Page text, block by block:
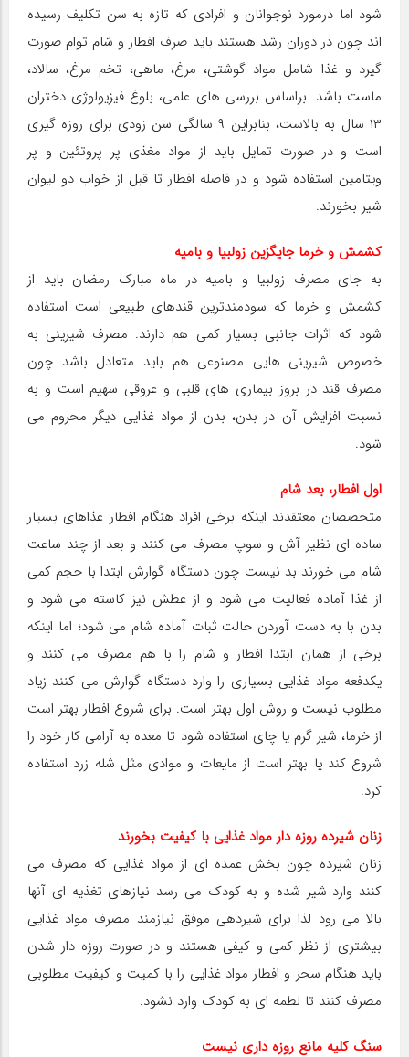
شود اما درمورد نوجوانان و افرادی که تازه به سن تکلیف رسیده
اند چون در دوران رشد هستند باید صرف افطار و شام توام صورت
گیرد و غذا شامل مواد گوشتی، مرغ، ماهی، تخم مرغ، سالاد،
ماست باشد. براساس بررسی های علمی، بلوغ فیزیولوژی دختران
۱۳ سال به بالاست، بنابراین ۹ سالگی سن زودی برای روزه گیری
است و در صورت تمایل باید از مواد مغذی پر پروتئین و پر
ویتامین استفاده شود و در فاصله افطار تا قبل از خواب دو لیوان
شیر بخورند.
کشمش و خرما جایگزین زولبیا و بامیه
به جای مصرف زولبیا و بامیه در ماه مبارک رمضان باید از
کشمش و خرما که سودمندترین قندهای طبیعی است استفاده
شود که اثرات جانبی بسیار کمی هم دارند. مصرف شیرینی به
خصوص شیرینی هایی مصنوعی هم باید متعادل باشد چون
مصرف قند در بروز بیماری های قلبی و عروقی سهیم است و به
نسبت افزایش آن در بدن، بدن از مواد غذایی دیگر محروم می
شود.
اول افطار، بعد شام
متخصصان معتقدند اینکه برخی افراد هنگام افطار غذاهای بسیار
ساده ای نظیر آش و سوپ مصرف می کنند و بعد از چند ساعت
شام می خورند بد نیست چون دستگاه گوارش ابتدا با حجم کمی
از غذا آماده فعالیت می شود و از عطش نیز کاسته می شود و
بدن با به دست آوردن حالت ثبات آماده شام می شود؛ اما اینکه
برخی از همان ابتدا افطار و شام را با هم مصرف می کنند و
یکدفعه مواد غذایی بسیاری را وارد دستگاه گوارش می کنند زیاد
مطلوب نیست و روش اول بهتر است. برای شروع افطار بهتر است
از خرما، شیر گرم یا چای استفاده شود تا معده به آرامی کار خود را
شروع کند یا بهتر است از مایعات و موادی مثل شله زرد استفاده
کرد.
زنان شیرده روزه دار مواد غذایی با کیفیت بخورند
زنان شیرده چون بخش عمده ای از مواد غذایی که مصرف می
کنند وارد شیر شده و به کودک می رسد نیازهای تغذیه ای آنها
بالا می رود لذا برای شیردهی موفق نیازمند مصرف مواد غذایی
بیشتری از نظر کمی و کیفی هستند و در صورت روزه دار شدن
باید هنگام سحر و افطار مواد غذایی را با کمیت و کیفیت مطلوبی
مصرف کنند تا لطمه ای به کودک وارد نشود.
سنگ کلیه مانع روزه داری نیست